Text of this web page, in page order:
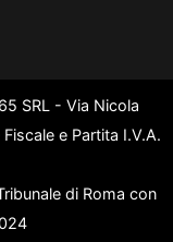
SRL - Via Nicola
e Partita I.V.A.
di Roma con